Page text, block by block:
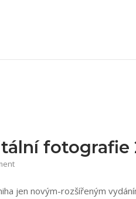
fotografie
jen novým-rozšířeným